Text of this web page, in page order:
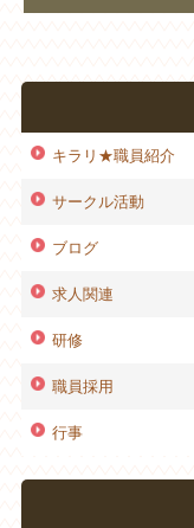
キラリ★職員紹介
サークル活動
ブログ
求人関連
研修
職員採用
行事